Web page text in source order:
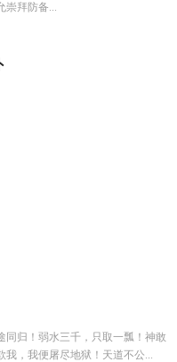
崇拜防备...
同归！弱水三千，只取一瓢！神敢
我，我便屠尽地狱！天道不公...